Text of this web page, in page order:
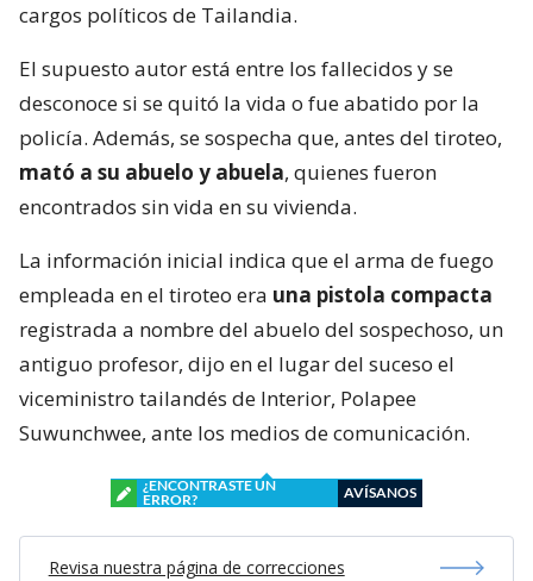
cargos políticos de Tailandia.
El supuesto autor está entre los fallecidos y se
desconoce si se quitó la vida o fue abatido por la
policía. Además, se sospecha que, antes del tiroteo,
mató a su abuelo y abuela, quienes fueron
encontrados sin vida en su vivienda.
La información inicial indica que el arma de fuego
empleada en el tiroteo era una pistola compacta
registrada a nombre del abuelo del sospechoso, un
antiguo profesor, dijo en el lugar del suceso el
viceministro tailandés de Interior, Polapee
Suwunchwee, ante los medios de comunicación.
¿ENCONTRASTE UN
ERROR?
AVÍSANOS
Revisa nuestra página de correcciones